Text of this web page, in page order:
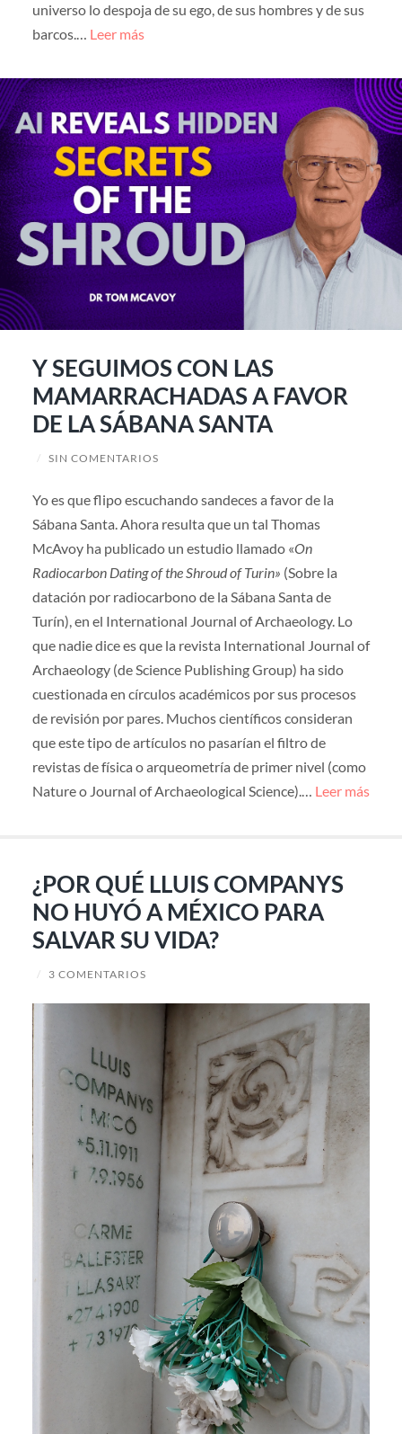
universo lo despoja de su ego, de sus hombres y de sus
barcos.… Leer más
Y SEGUIMOS CON LAS
MAMARRACHADAS A FAVOR
DE LA SÁBANA SANTA
/ SIN COMENTARIOS
Yo es que flipo escuchando sandeces a favor de la
Sábana Santa. Ahora resulta que un tal Thomas
McAvoy ha publicado un estudio llamado «On
Radiocarbon Dating of the Shroud of Turin» (Sobre la
datación por radiocarbono de la Sábana Santa de
Turín), en el International Journal of Archaeology. Lo
que nadie dice es que la revista International Journal of
Archaeology (de Science Publishing Group) ha sido
cuestionada en círculos académicos por sus procesos
de revisión por pares. Muchos científicos consideran
que este tipo de artículos no pasarían el filtro de
revistas de física o arqueometría de primer nivel (como
Nature o Journal of Archaeological Science).… Leer más
¿POR QUÉ LLUIS COMPANYS
NO HUYÓ A MÉXICO PARA
SALVAR SU VIDA?
/ 3 COMENTARIOS